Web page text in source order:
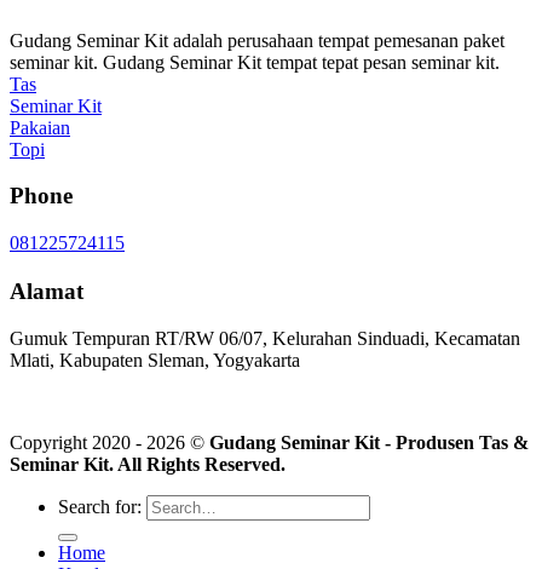
Gudang Seminar Kit adalah perusahaan tempat pemesanan paket
seminar kit. Gudang Seminar Kit tempat tepat pesan seminar kit.
Tas
Seminar Kit
Pakaian
Topi
Phone
081225724115
Alamat
Gumuk Tempuran RT/RW 06/07, Kelurahan Sinduadi, Kecamatan
Mlati, Kabupaten Sleman, Yogyakarta
Copyright 2020 - 2026 © Gudang Seminar Kit - Produsen Tas &
Seminar Kit. All Rights Reserved.
Search for:
Home